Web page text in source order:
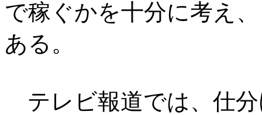
で稼ぐかを十分に考え
ある。
テレビ報道では、仕